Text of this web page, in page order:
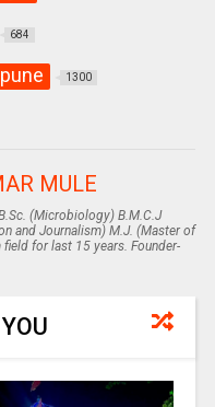
684
pune 1300
MULE
(Microbiology) B.M.C.J
and Journalism) M.J. (Master of
for last 15 years. Founder-